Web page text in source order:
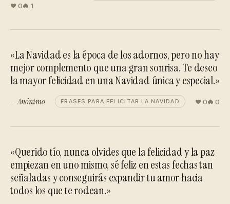
0 1
«La Navidad es la época de los adornos, pero no hay
mejor complemento que una gran sonrisa. Te deseo
la mayor felicidad en una Navidad única y especial.»
— Anónimo FRASES PARA FELICITAR LA NAVIDAD 0 0
«Querido tío, nunca olvides que la felicidad y la paz
empiezan en uno mismo, sé feliz en estas fechas tan
señaladas y conseguirás expandir tu amor hacia
todos los que te rodean.»